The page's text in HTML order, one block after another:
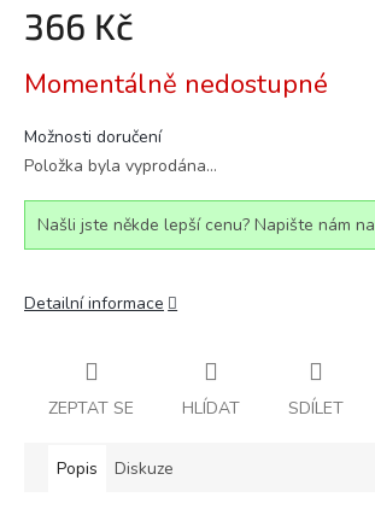
366 Kč
cena:
Momentálně nedostupné
Možnosti doručení
Položka byla vyprodána…
Našli jste někde lepší cenu? Napište nám na
Detailní informace
ZEPTAT SE HLÍDAT SDÍLET
Popis Diskuze